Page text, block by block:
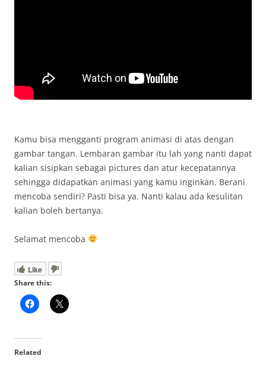
Kamu bisa mengganti program animasi di atas dengan
gambar tangan. Lembaran gambar itu lah yang nanti dapat
kalian sisipkan sebagai pictures dan atur kecepatannya
sehingga didapatkan animasi yang kamu inginkan. Berani
mencoba sendiri? Pasti bisa ya. Nanti kalau ada kesulitan
kalian boleh bertanya.
Selamat mencoba
Like
Share this:
Related